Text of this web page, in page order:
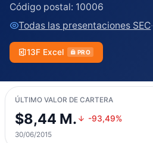
Código postal: 10006
Todas las presentaciones SEC·
13F Excel PRO
ÚLTIMO VALOR DE CARTERA
$8,44 M. -93,49%
30/06/2015